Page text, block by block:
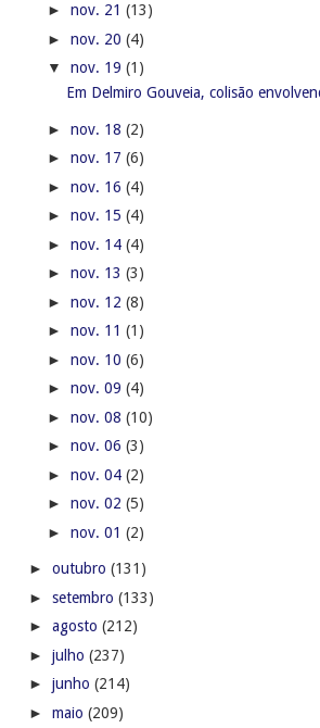
► nov. 21 (13)
► nov. 20 (4)
▼ nov. 19 (1)
Em Delmiro Gouveia, colisão
► nov. 18 (2)
► nov. 17 (6)
► nov. 16 (4)
► nov. 15 (4)
► nov. 14 (4)
► nov. 13 (3)
► nov. 12 (8)
► nov. 11 (1)
► nov. 10 (6)
► nov. 09 (4)
► nov. 08 (10)
► nov. 06 (3)
► nov. 04 (2)
► nov. 02 (5)
► nov. 01 (2)
► outubro (131)
► setembro (133)
► agosto (212)
► julho (237)
► junho (214)
► maio (209)